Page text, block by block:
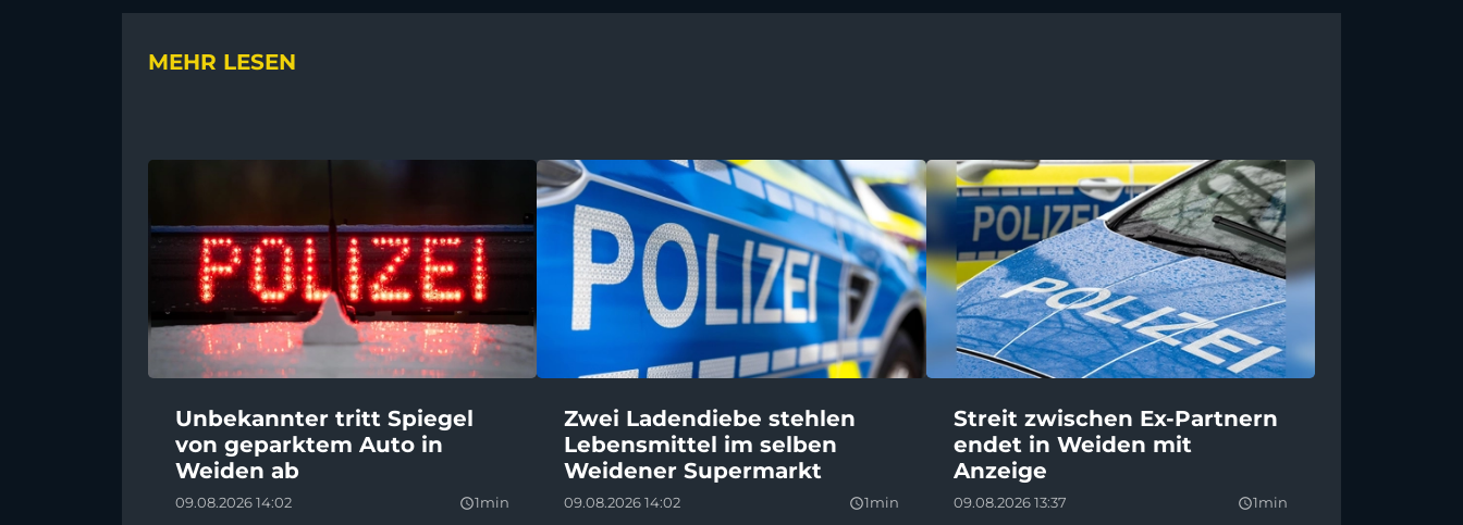
MEHR LESEN
Unbekannter tritt Spiegel
von geparktem Auto in
Weiden ab
09.08.2026 14:02 query_builder1min
Zwei Ladendiebe stehlen
Lebensmittel im selben
Weidener Supermarkt
09.08.2026 14:02 query_builder1min
Streit zwischen Ex-Partnern
endet in Weiden mit
Anzeige
09.08.2026 13:37 query_builder1min